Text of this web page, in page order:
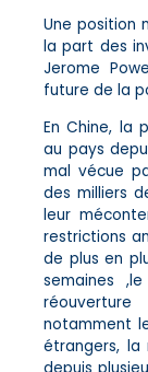
Une position
la part des
Jerome
future de la
En Chine, la
au pays
mal vécue
des milliers
leur
restrictions
de plus en
semaines
notamment
étrangers, la